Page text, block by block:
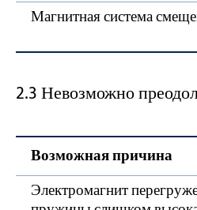
Магнитная система
2.3 Невозможно
Возможная причина
Электромагнит